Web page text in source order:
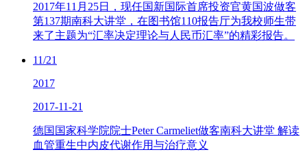
2017年11月25日，现任国新国际首席投资官黄国波做客
第137期南科大讲堂，在图书馆110报告厅为我校师生带
来了主题为“汇率决定理论与人民币汇率”的精彩报告。
11/21
2017
2017-11-21
德国国家科学院院士Peter Carmeliet做客南科大讲堂 解读
血管重生中内皮代谢作用与治疗意义